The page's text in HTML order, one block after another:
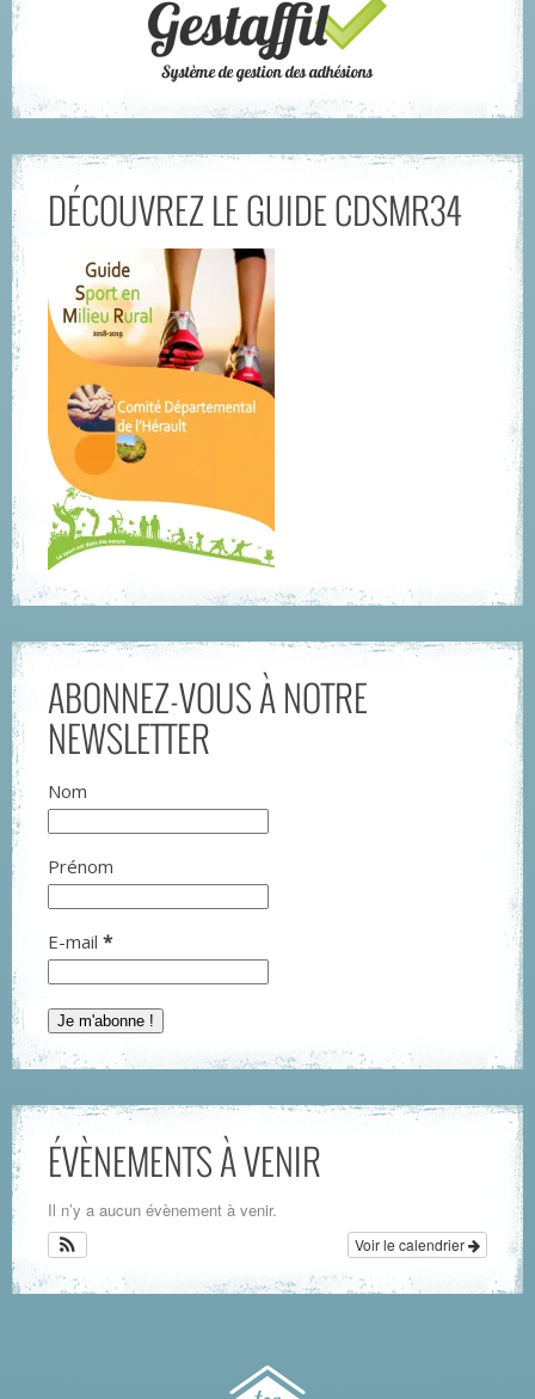
DÉCOUVREZ LE GUIDE CDSMR34
ABONNEZ-VOUS À NOTRE
NEWSLETTER
Nom
Prénom
E-mail *
ÉVÈNEMENTS À VENIR
Il n’y a aucun évènement à venir.
Voir le calendrier